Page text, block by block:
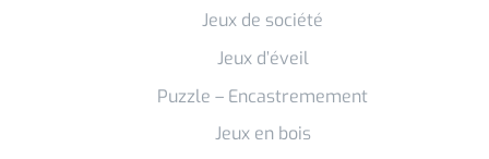
Jeux de société
Jeux d’éveil
Puzzle – Encastremement
Jeux en bois